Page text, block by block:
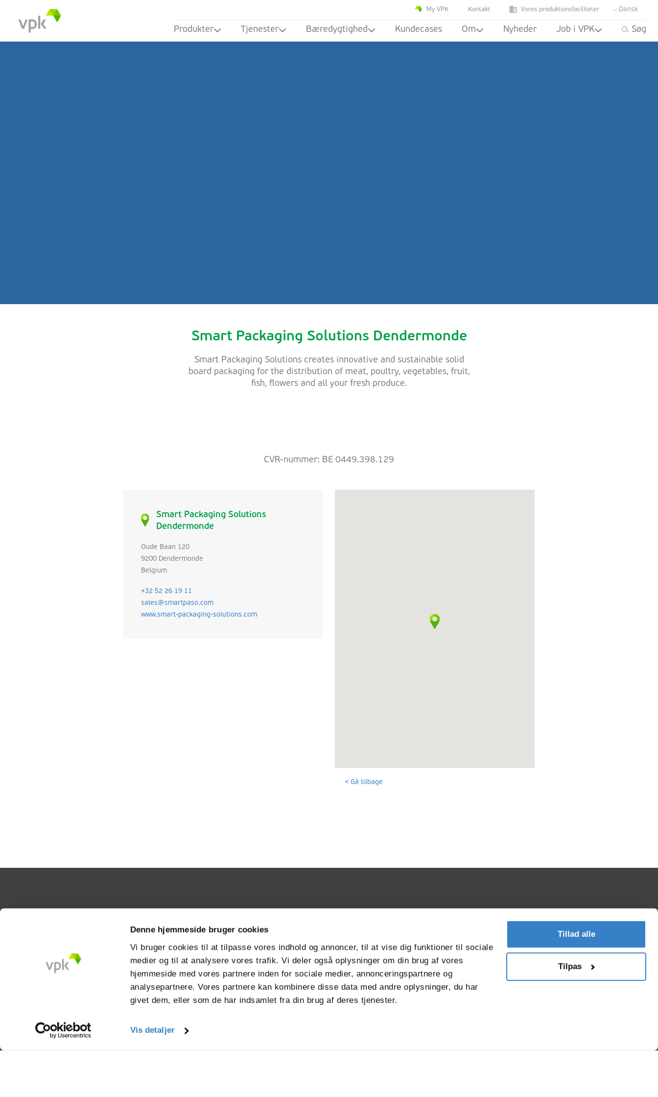
Denne hjemmeside bruger cookies
Vi bruger cookies til at tilpasse vores indhold og annoncer, til at vise dig funktioner til sociale
medier og til at analysere vores trafik. Vi deler også oplysninger om din brug af vores
hjemmeside med vores partnere inden for sociale medier, annonceringspartnere og
analysepartnere. Vores partnere kan kombinere disse data med andre oplysninger, du har
givet dem, eller som de har indsamlet fra din brug af deres tjenester.
Vis detaljer
Tillad alle
Tilpas
My VPK Kontakt Vores produktionsfaciliteter Dansk
Produkter Tjenester Bæredygtighed Kundecases Om Nyheder Job i VPK Søg
Smart Packaging Solutions Dendermonde
Smart Packaging Solutions creates innovative and sustainable solid
board packaging for the distribution of meat, poultry, vegetables, fruit,
fish, flowers and all your fresh produce.
CVR-nummer: BE 0449.398.129
Smart Packaging Solutions
Dendermonde
Oude Baan 120
9200 Dendermonde
Belgium
+32 52 26 19 11
sales@smartpaso.com
www.smart-packaging-solutions.com
< Gå tilbage
8930 Randers
info.randers@vpkgroup.com
+45 87 10 47 00
Bæredygtighed
Kundecases
Om
Fødevareemballage
/-/media/project/corporate/content/
policies/